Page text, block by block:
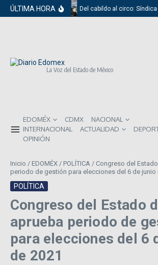
Saltar al contenido
ÚLTIMA HORA Del cabildo al circo:
La Voz del Estado de México
EDOMÉX CDMX
NACIONAL
INTERNACIONAL
ACTUALIDAD
OPINIÓN
Inicio / EDOMÉX / POLÍTICA / Congreso del
periodo de gestión para elecciones del 6 de junio
POLÍTICA
Congreso del Estado
aprueba periodo de
para elecciones del 6
de 2021